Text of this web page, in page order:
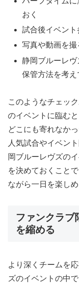
おく
試合後イベン
写真や動画を撮
静岡ブルーレ
保管方法を考え
このようなチェッ
のイベントに臨む
どこにも寄れなか
人気試合やイベン
岡ブルーレヴズの
を決めておくこと
ながら一日を楽しめ
ファンクラブ
を縮める
より深くチームを
ズのイベントの中